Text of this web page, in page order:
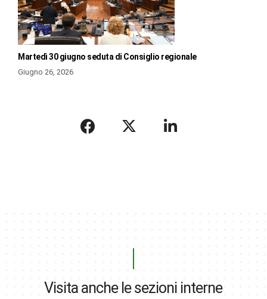
Martedì 30 giugno seduta di Consiglio regionale
Giugno 26, 2026
Visita anche le sezioni interne